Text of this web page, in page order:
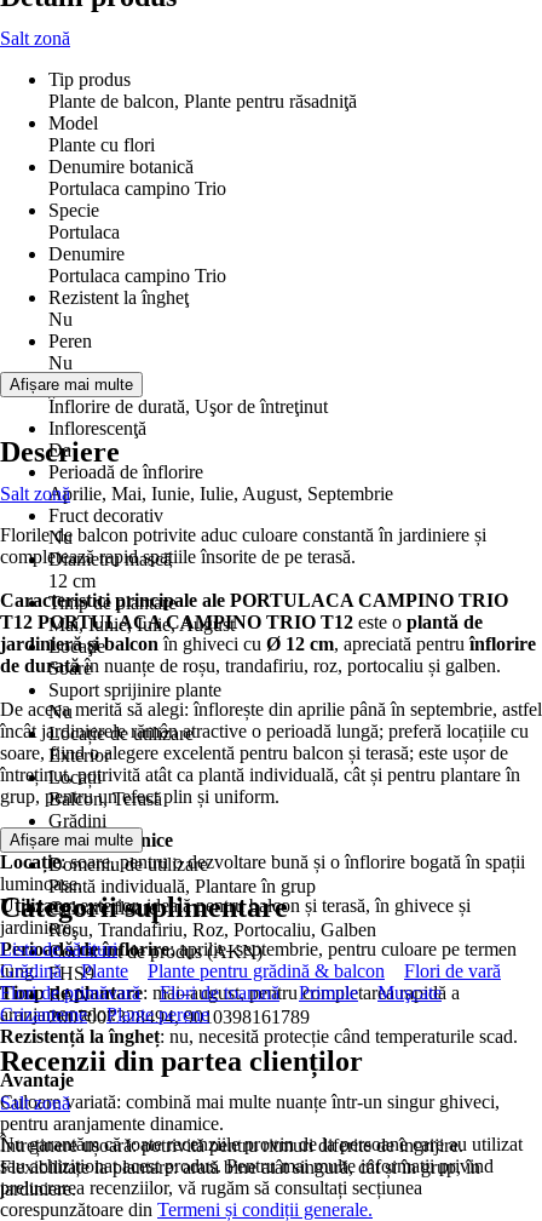
Salt zonă
Tip produs
Plante de balcon, Plante pentru răsadniţă
Model
Plante cu flori
Denumire botanică
Portulaca campino Trio
Specie
Portulaca
Denumire
Portulaca campino Trio
Rezistent la îngheţ
Nu
Peren
Nu
Proprietăţi
Înflorire de durată, Uşor de întreţinut
Inflorescenţă
Da
Perioadă de înflorire
Aprilie, Mai, Iunie, Iulie, August, Septembrie
Fruct decorativ
Nu
Diametru mască
12 cm
Timp de plantare
Mai, Iunie, Iulie, August
Locaţie
Soare
Suport sprijinire plante
Nu
Locație de utilizare
Exterior
Locații
Balcon, Terasă
Grădini
Balcon
Domeniu de utilizare
Plantă individuală, Plantare în grup
Culoare floare
Roşu, Trandafiriu, Roz, Portocaliu, Galben
Cod scurt de produs (AKN)
FHS9
EAN
2007007328494, 9010398161789
Afișare mai multe
Descriere
Salt zonă
Florile de balcon potrivite aduc culoare constantă în jardiniere și
completează rapid spațiile însorite de pe terasă.
Caracteristici principale ale PORTULACA CAMPINO TRIO
T12 PORTULACA CAMPINO TRIO T12 este o plantă de
jardinieră şi balcon în ghiveci cu Ø 12 cm, apreciată pentruînflorire
de duratăîn nuanțe de roșu, trandafiriu, roz, portocaliu și galben.
De aceea merită să alegi: înflorește din aprilie până în septembrie, astfel
încât jardinierele rămân atractive o perioadă lungă; preferă locațiile cu
soare, fiind o alegere excelentă pentru balcon și terasă; este ușor de
întreținut, potrivită atât ca plantă individuală, cât și pentru plantare în
grup, pentru un efect plin și uniform.
Caracteristici tehnice
Locație: soare, pentru o dezvoltare bună și o înflorire bogată în spații
luminoase.
Utilizare: exterior, ideală pentru balcon și terasă, în ghivece și
jardiniere.
Perioadă de înflorire: aprilie–septembrie, pentru culoare pe termen
lung.
Timp de plantare: mai–august, pentru completarea rapidă a
aranjamentelor.
Rezistență la îngheț: nu, necesită protecție când temperaturile scad.
Avantaje
Culoare variată: combină mai multe nuanțe într-un singur ghiveci,
pentru aranjamente dinamice.
Întreținere ușoară: potrivită pentru ritmuri diferite de îngrijire.
Flexibilitate la plantare: arată bine atât singură, cât și în grup, în
jardiniere.
Afișare mai multe
Categorii suplimentare
Lista de sărituri
Grădină
Plante Plante pentru grădină & balcon
Flori de vară
Flori de primăvară
Flori de toamnă Primule
Muşcate
Crizanteme
Plante perene
Recenzii din partea clienților
Salt zonă
Nu garantăm că toate recenziile provin de la persoane care au utilizat
sau achiziționat acest produs. Pentru mai multe informații privind
prelucrarea recenziilor, vă rugăm să consultați secțiunea
corespunzătoare din Termeni și condiții generale.